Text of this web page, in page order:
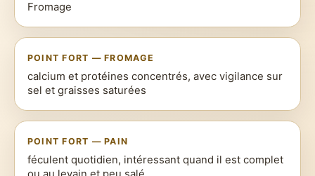
Fromage
POINT FORT — FROMAGE
calcium et protéines concentrés, avec vigilance sur
sel et graisses saturées
POINT FORT — PAIN
féculent quotidien, intéressant quand il est complet